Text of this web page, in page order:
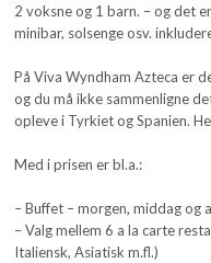
2 voksne og 1 barn. – og det
minibar, solsenge osv.
På Viva Wyndham Azteca er
og du må ikke sammenligne
opleve i Tyrkiet og Spanien.
Med i prisen er bl.a.:
– Buffet – morgen, middag og
– Valg mellem 6 a la carte
Italiensk, Asiatisk m.fl.)